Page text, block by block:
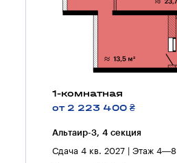
1-комнатная
от 2 223 400 ₴
Альтаир-3, 4 секция
Сдача 4 кв. 2027 | Этаж 4—8